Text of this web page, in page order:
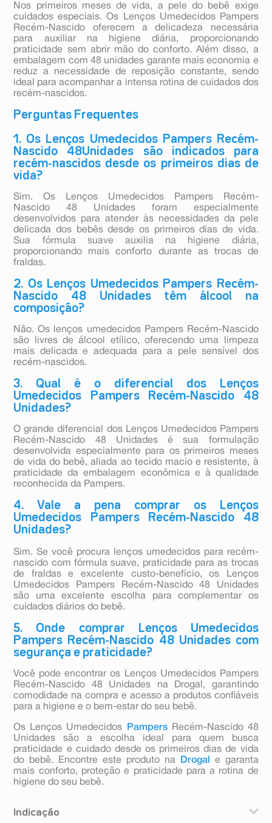
Nos primeiros meses de vida, a pele do bebê exige
cuidados especiais. Os Lenços Umedecidos Pampers
Recém-Nascido oferecem a delicadeza necessária
para auxiliar na higiene diária, proporcionando
praticidade sem abrir mão do conforto. Além disso, a
embalagem com 48 unidades garante mais economia e
reduz a necessidade de reposição constante, sendo
ideal para acompanhar a intensa rotina de cuidados dos
recém-nascidos.
Perguntas Frequentes
1. Os Lenços Umedecidos Pampers Recém-
Nascido 48Unidades são indicados para
recém-nascidos desde os primeiros dias de
vida?
Sim. Os Lenços Umedecidos Pampers Recém-
Nascido 48 Unidades foram especialmente
desenvolvidos para atender às necessidades da pele
delicada dos bebês desde os primeiros dias de vida.
Sua fórmula suave auxilia na higiene diária,
proporcionando mais conforto durante as trocas de
fraldas.
2. Os Lenços Umedecidos Pampers Recém-
Nascido 48 Unidades têm álcool na
composição?
Não. Os lenços umedecidos Pampers Recém-Nascido
são livres de álcool etílico, oferecendo uma limpeza
mais delicada e adequada para a pele sensível dos
recém-nascidos.
3. Qual é o diferencial dos Lenços
Umedecidos Pampers Recém-Nascido 48
Unidades?
O grande diferencial dos Lenços Umedecidos Pampers
Recém-Nascido 48 Unidades é sua formulação
desenvolvida especialmente para os primeiros meses
de vida do bebê, aliada ao tecido macio e resistente, à
praticidade da embalagem econômica e à qualidade
reconhecida da Pampers.
4. Vale a pena comprar os Lenços
Umedecidos Pampers Recém-Nascido 48
Unidades?
Sim. Se você procura lenços umedecidos para recém-
nascido com fórmula suave, praticidade para as trocas
de fraldas e excelente custo-benefício, os Lenços
Umedecidos Pampers Recém-Nascido 48 Unidades
são uma excelente escolha para complementar os
cuidados diários do bebê.
5. Onde comprar Lenços Umedecidos
Pampers Recém-Nascido 48 Unidades com
segurança e praticidade?
Você pode encontrar os Lenços Umedecidos Pampers
Recém-Nascido 48 Unidades na Drogal, garantindo
comodidade na compra e acesso a produtos confiáveis
para a higiene e o bem-estar do seu bebê.
Os Lenços Umedecidos PampersRecém-Nascido 48
Unidades são a escolha ideal para quem busca
praticidade e cuidado desde os primeiros dias de vida
do bebê. Encontre este produto na
Drogal
e garanta
mais conforto, proteção e praticidade para a rotina de
higiene do seu bebê.
Indicação